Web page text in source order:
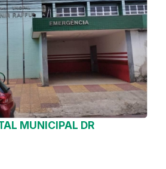
MUNICIPAL DR